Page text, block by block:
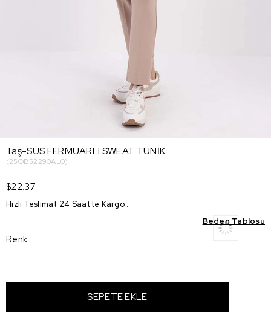
Taş-SÜS FERMUARLI SWEAT TUNİK
(25OB52290AL0)
$22.37
Hızlı Teslimat 24 Saatte Kargo :
Beden Tablosu
Renk